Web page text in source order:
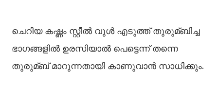
ചെറിയ കഷ്ണം സ്റ്റീല്‍ വുള്‍ എടുത്ത് തുരുമ്ബിച്ച
ഭാഗങ്ങളില്‍ ഉരസിയാല്‍ പെട്ടെന്ന് തന്നെ
തുരുമ്ബ് മാറുന്നതായി കാണുവാന്‍ സാധിക്കും.